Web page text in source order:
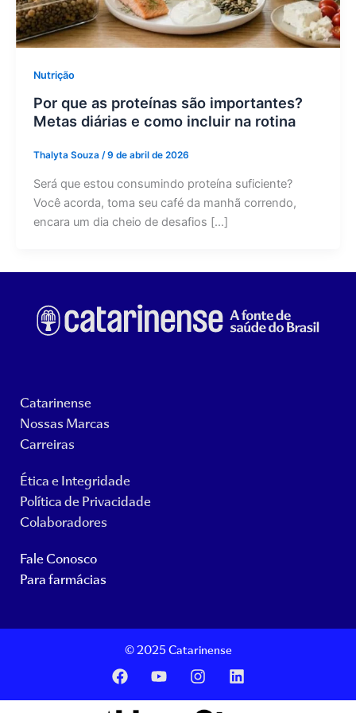
Nutrição
Por que as proteínas são importantes?
Metas diárias e como incluir na rotina
Thalyta Souza /9 de abril de 2026
Será que estou consumindo proteína suficiente?
Você acorda, toma seu café da manhã correndo,
encara um dia cheio de desafios […]
Catarinense
Nossas Marcas
Carreiras
Ética e Integridade
Política de Privacidade
Colaboradores
Fale Conosco
Para farmácias
© 2025 Catarinense
F
a
c
Y
o
u
I
n
s
L
i
n